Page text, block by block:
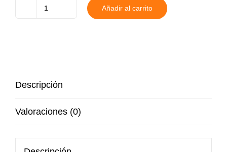
Añadir al carrito
Descripción
Valoraciones (0)